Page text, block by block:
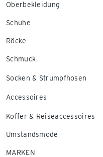
Oberbekleidung
Schuhe
Röcke
Schmuck
Socken & Strumpfhosen
Accessoires
Koffer & Reiseaccessoires
Umstandsmode
MARKEN